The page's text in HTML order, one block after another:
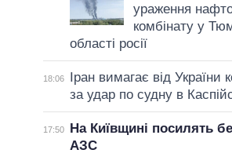
ураження
комбінату у
області росії
18:06
Іран вимагає від України
за удар по судну в
17:50
На Київщині посилять
АЗС